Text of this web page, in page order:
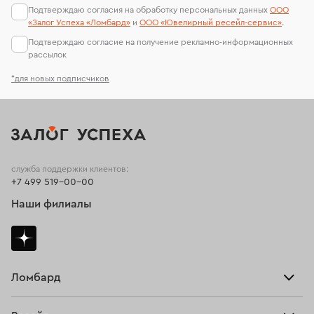
*для новых подписчиков
Подтверждаю согласия на обработку персональных данных ООО
«Залог Успеха «Ломбард» и ООО «Ювелирный ресейл-сервиc».
Подтверждаю согласие на получение рекламно-информационных
рассылок
Ломбард
служба поддержки клиентов:
+7 499 519-00-00
Наши филиалы